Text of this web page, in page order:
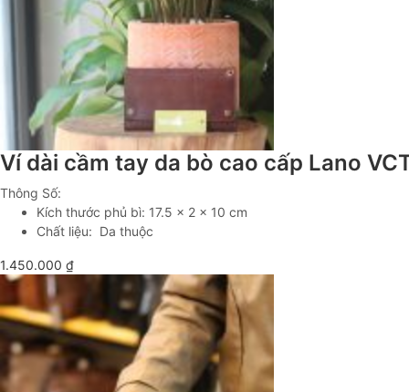
Ví dài cầm tay da bò cao cấp Lano
Thông Số:
Kích thước phủ bì: 17.5 x 2 x 10 cm
Chất liệu: Da thuộc
1.450.000 ₫